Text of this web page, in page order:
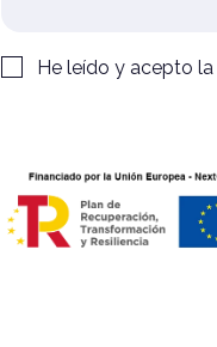
He leído y acepto la